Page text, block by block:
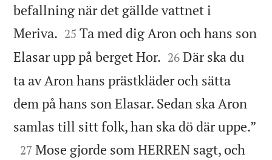
befallning när det gällde vattnet i
Meriva. 

25 Ta med dig Aron och hans son
Elasar upp på berget Hor. 

26 Där ska du
ta av Aron hans prästkläder och sätta
dem på hans son Elasar. Sedan ska Aron
samlas till sitt folk, han ska dö där uppe.”

27 Mose gjorde som HERREN sagt, och